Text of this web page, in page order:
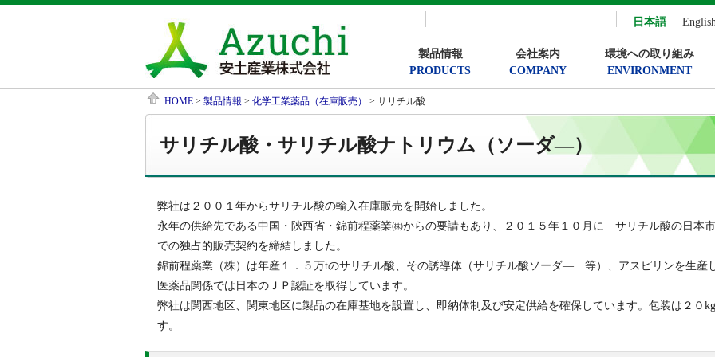
日本語
製品情報
PRODUCTS
会社案内
COMPANY
環境への取り組み
ENVIRONMENT
HOME > 製品情報 > 化学工業薬品（在庫販売） > サリチル酸
サリチル酸・サリチル酸ナトリウム（ソーダ―）
弊社は２００１年からサリチル酸の輸入在庫販売を開始しました。
永年の供給先である中国・陝西省・錦前程薬業㈱からの要請もあり、２０１５年１０月に サリチル酸の日本
での独占的販売契約を締結しました。
錦前程薬業（株）は年産１．５万tのサリチル酸、その誘導体（サリチル酸ソーダ― 等）、アスピリンを生産
医薬品関係では日本のＪＰ認証を取得しています。
弊社は関西地区、関東地区に製品の在庫基地を設置し、即納体制及び安定供給を確保しています。包装は２０
す。